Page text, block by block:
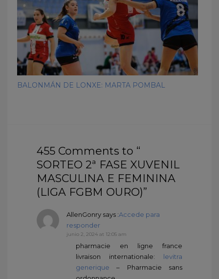
BALONMÁN DE LONXE: MARTA POMBAL
455 Comments to “
SORTEO 2ª FASE XUVENIL
MASCULINA E FEMININA
(LIGA FGBM OURO)”
AllenGonry says :Accede para
responder
junio 2, 2024 at 12:05 am
pharmacie en ligne france
livraison internationale: levitra
generique – Pharmacie sans